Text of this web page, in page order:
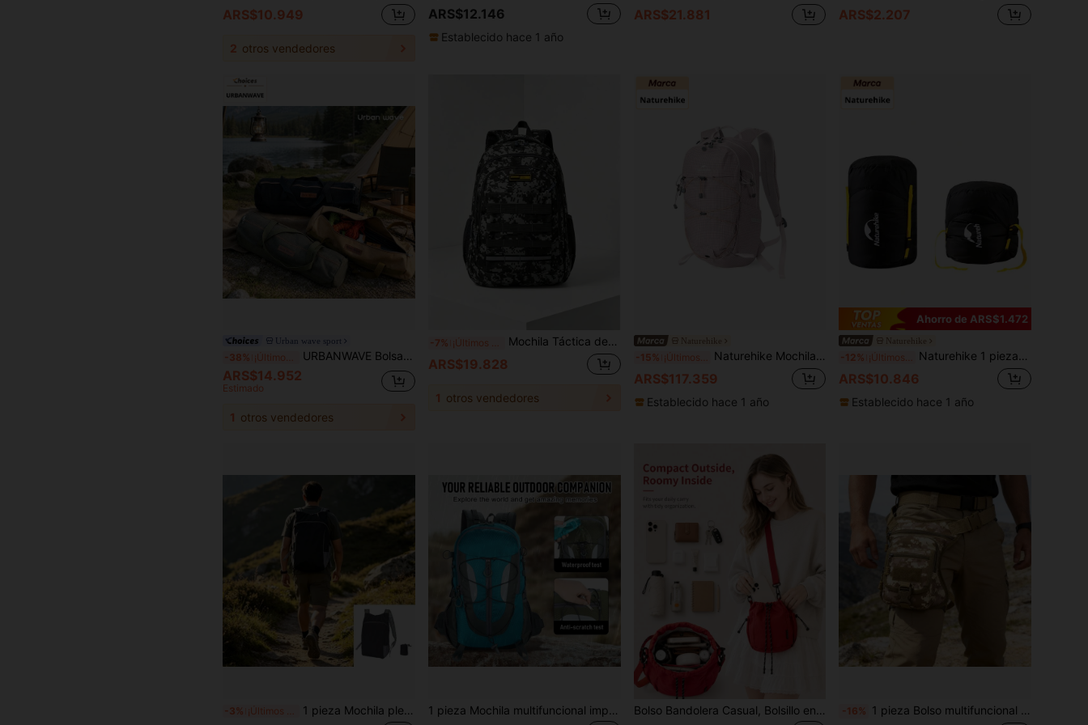
ARS$10.949
2 otros vendedores
ARS$12.146
Establecido hace 1 año
ARS$21.881 ARS$2.207
Urban wave sport
-38% URBANWAVE Bolsa de almacenamiento de lona para acampada Buye Mount, organizador portátil y resistente al agua para equipos de acampada como postes de tienda de campaña y accesorios de camping
ARS$14.952
Estimado
1 otros vendedores
-7% Mochila Táctica de Camuflaje, Apta para Portátil de 15.6 Pulgadas, Mochila Escolar Ligera, Bolsa de Viaje de Gran Capacidad, Bolsa de Desplazamiento Diario Conveniente, Mochila Multifuncional, Mochila de Viaje y Vacaciones. El Regalo Perfecto para el Día del Padre.
ARS$19.828
1 otros vendedores
Naturehike
-15% Naturehike Mochila casual de senderismo Longwa 20L
ARS$117.359
Establecido hace 1 año
Ahorro de ARS$1.472
Naturehike
-12% Naturehike 1 pieza Saco de dormir portátil con saco de compresión
ARS$10.846
Establecido hace 1 año
-3% 1 pieza Mochila plegable para exteriores, bolsa de viaje portátil ultraligera, con correas ajustables para los hombros, adecuada para ir al trabajo y ciclismo, cierre de cremallera duradero, diseño de bolsillo práctico 1 pieza Mochila multifuncional impermeable para senderismo, bolsa de viaje con protección de columna vertebral y reducción de peso, mochila deportiva para exteriores de gran capacidad, duradera y ligera, 2 estilos, combina y combina Bolso Bandolera Casual, Bolsillo en el Muslo, Útiles Escolares, Unisex, Adecuado para la Escuela, Viajes, Vida Universitaria, Ciclismo, Senderismo, Camping y Vacaciones. Un Imprescindible para la Temporada de Regreso a Clases y Otras Ocasiones. -16% 1 pieza Bolso multifuncional para la cintura de hombre, hecho de nailon, bolso para el muslo de motocicleta, bolso para la pierna de motociclista, bolso para la cintura de motocicleta, bolso cruzado de motociclista, equipo de motociclismo, herramienta de almacenamiento al aire libre. Adecuado para deportes al aire libre, correr y ciclismo